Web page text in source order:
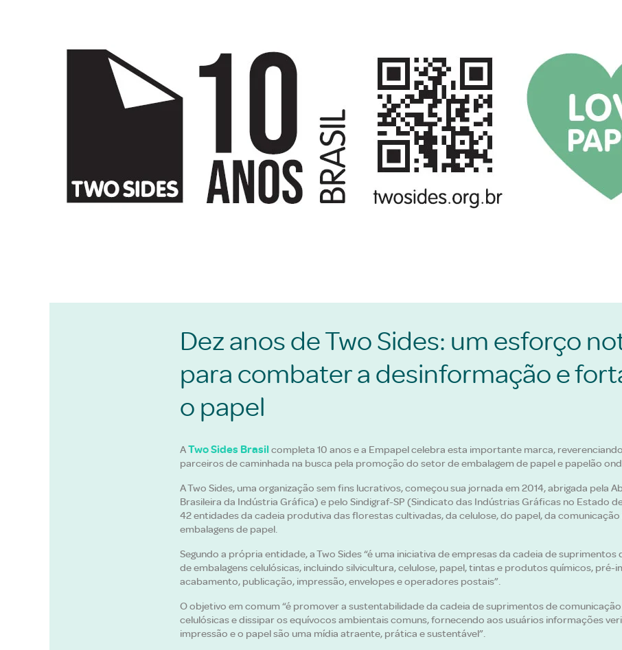
Dez anos de Two Sides: um esforço
para combater a desinformação e
o papel
ATwo Sides Brasilcompleta 10 anos e a Empapel celebra esta importante marca,
parceiros de caminhada na busca pela promoção do setor de embalagem de papel e papelão
A Two Sides, uma organização sem fins lucrativos, começou sua jornada em 2014, abrigada pela
Brasileira da Indústria Gráfica) e pelo Sindigraf-SP (Sindicato das Indústrias Gráficas no Estado
42 entidades da cadeia produtiva das florestas cultivadas, da celulose, do papel, da
embalagens de papel.
Segundo a própria entidade, a Two Sides “é uma iniciativa de empresas da cadeia de
de embalagens celulósicas, incluindo silvicultura, celulose, papel, tintas e produtos químicos, pré-
acabamento, publicação, impressão, envelopes e operadores postais”.
O objetivo em comum “é promover a sustentabilidade da cadeia de suprimentos de
celulósicas e dissipar os equívocos ambientais comuns, fornecendo aos usuários informações
impressão e o papel são uma mídia atraente, prática e sustentável”.